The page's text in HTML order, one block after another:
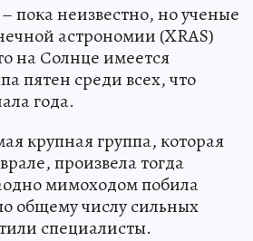
пока неизвестно, но ученые
астрономии (XRAS)
на Солнце имеется
пятен среди всех, что
года.
крупная группа, которая
произвела тогда
мимоходом побила
общему числу сильных
специалисты.